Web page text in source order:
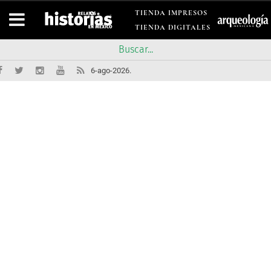
TIENDA IMPRESOS
TIENDA DIGITALES
6-ago-2026.